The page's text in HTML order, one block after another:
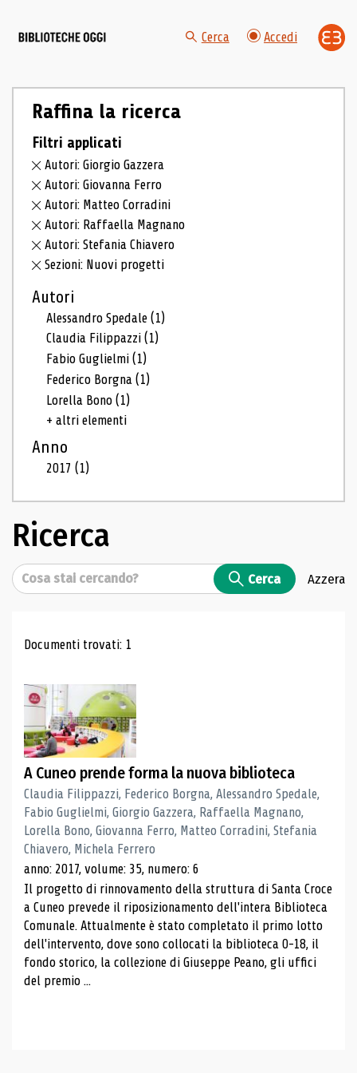
Cerca Accedi
Raffina la ricerca
Filtri applicati
Autori: Giorgio Gazzera
Autori: Giovanna Ferro
Autori: Matteo Corradini
Autori: Raffaella Magnano
Autori: Stefania Chiavero
Sezioni: Nuovi progetti
Autori
Alessandro Spedale(1)
Claudia Filippazzi(1)
Fabio Guglielmi(1)
Federico Borgna(1)
Lorella Bono(1)
+ altri elementi
Anno
2017(1)
Ricerca
Cerca Cerca Azzera
Risultati di ricerca
Documenti trovati: 1
A Cuneo prende forma la nuova biblioteca
Claudia Filippazzi, Federico Borgna, Alessandro Spedale,
Fabio Guglielmi, Giorgio Gazzera, Raffaella Magnano,
Lorella Bono, Giovanna Ferro, Matteo Corradini, Stefania
Chiavero, Michela Ferrero
anno: 2017, volume: 35, numero: 6
Il progetto di rinnovamento della struttura di Santa Croce
a Cuneo prevede il riposizionamento dell'intera Biblioteca
Comunale. Attualmente è stato completato il primo lotto
dell'intervento, dove sono collocati la biblioteca 0-18, il
fondo storico, la collezione di Giuseppe Peano, gli uffici
del premio ...